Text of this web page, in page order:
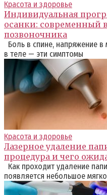
Красота и здоровье
Индивидуальная
осанки: современный
позвоночника
Боль в спине, напряжение
в теле — эти симптомы
Красота и здоровье
Лазерное удаление
процедура и чего
Как проходит удаление
появляется небольшое